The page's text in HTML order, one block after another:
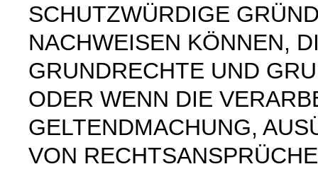
SCHUTZWÜRDIGE
NACHWEISEN KÖNNEN,
GRUNDRECHTE UND
ODER WENN DIE
GELTENDMACHUNG,
VON